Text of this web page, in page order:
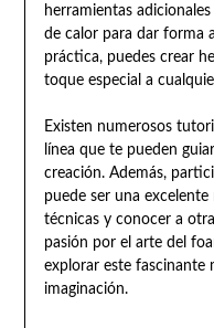
herramientas
de calor para dar forma
práctica, puedes crear
toque especial a
Existen numerosos
línea que te pueden
creación. Además,
puede ser una
técnicas y conocer a
pasión por el arte del
explorar este fascinante
imaginación.